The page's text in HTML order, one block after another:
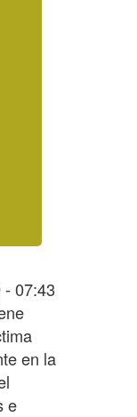
07:43
en la
e